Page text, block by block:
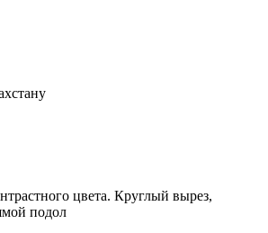
цвета. Круглый вырез,
подол